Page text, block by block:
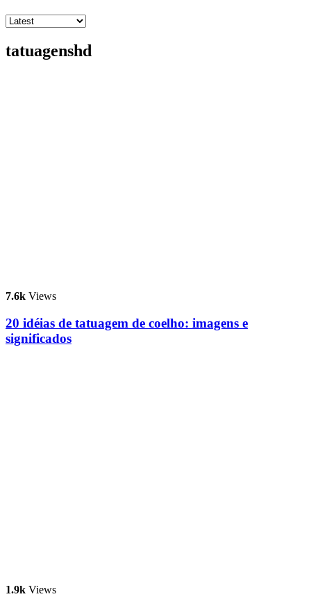
tatuagenshd
7.6k Views
20 idéias de tatuagem de coelho: imagens e
significados
1.9k Views